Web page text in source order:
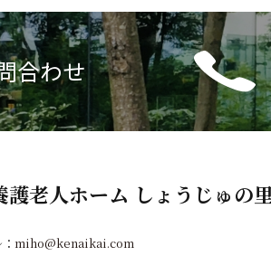
合わせ
老人ホーム しょうじゅの
miho@kenaikai.com